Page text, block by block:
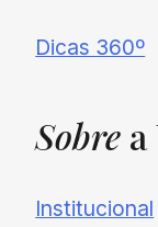
Dicas 360º
Sobre
Institucional